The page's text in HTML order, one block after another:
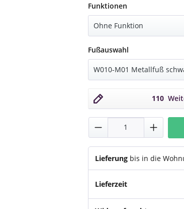
Funktionen
Fußauswahl
110
Produkt
Lieferung bis in die
Lieferzeit